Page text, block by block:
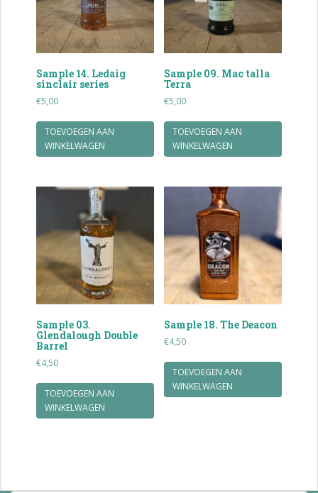
Sample 14. Ledaig
sinclair series
€5,00
TOEVOEGEN AAN
WINKELWAGEN
Sample 09. Mac talla
Terra
€5,00
TOEVOEGEN AAN
WINKELWAGEN
Sample 03.
Glendalough Double
Barrel
€4,50
TOEVOEGEN AAN
WINKELWAGEN
Sample 18. The Deacon
€4,50
TOEVOEGEN AAN
WINKELWAGEN